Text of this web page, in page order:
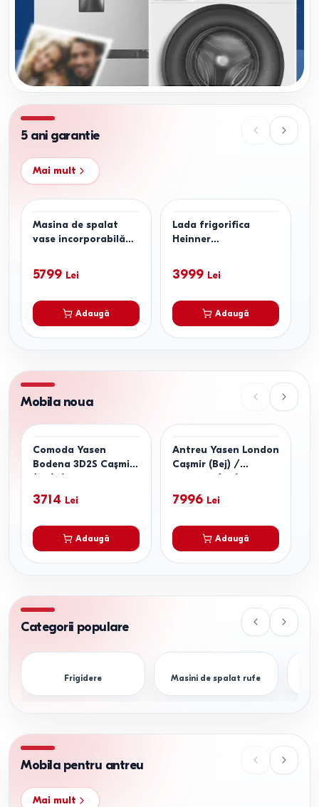
5 ani garantie
Mai mult
Masina de spalat
vase incorporabilă
BI6006IE++
5799 Lei
Adaugă
Lada frigorifica
Heinner
3999 Lei
Adaugă
Mobila noua
Comoda Yasen
Bodena 3D2S Cașmir
(Bej) / Alb
3714 Lei
Adaugă
Antreu Yasen London
Cașmir (Bej) /
Antracit (Gri)
7996 Lei
Adaugă
Categorii populare
Frigidere Masini de spalat rufe
Mobila pentru antreu
Mai mult